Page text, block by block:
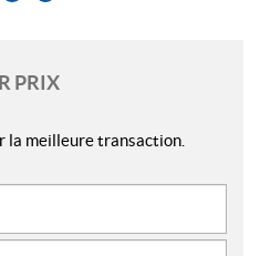
PRIX
la meilleure transaction.